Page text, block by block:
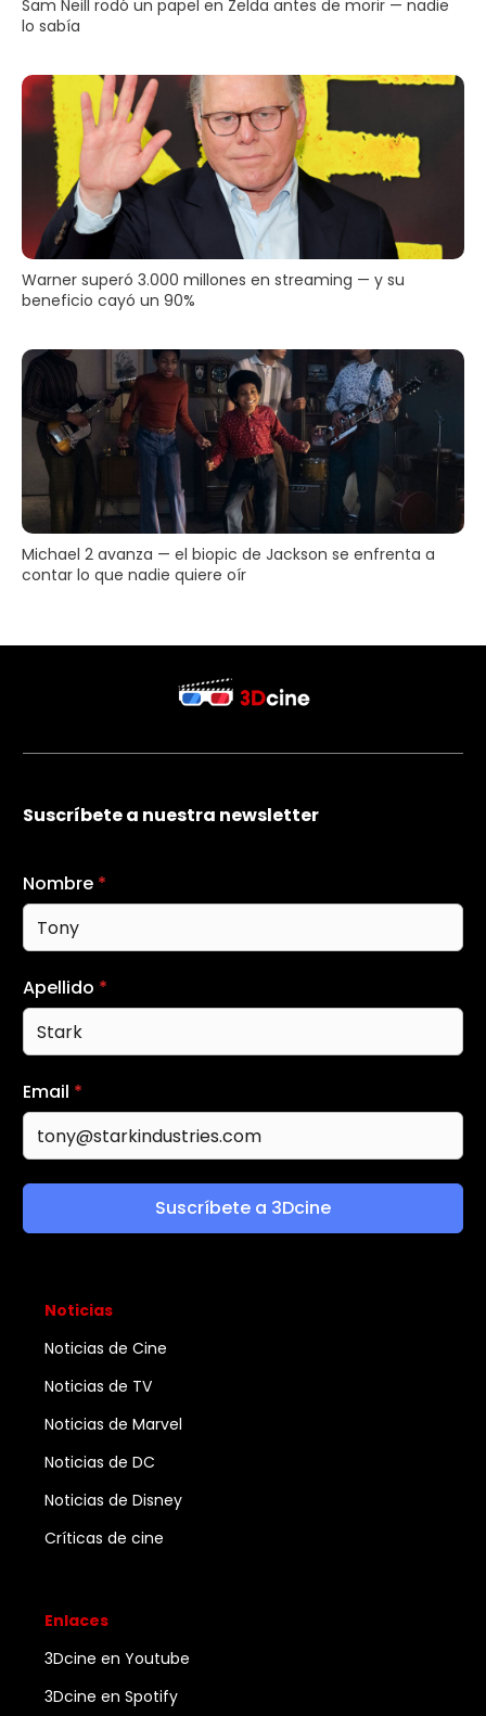
Sam Neill rodó un papel en Zelda antes de morir — nadie
lo sabía
Warner superó 3.000 millones en streaming — y su
beneficio cayó un 90%
Michael 2 avanza — el biopic de Jackson se enfrenta a
contar lo que nadie quiere oír
Suscríbete a nuestra newsletter
Nombre *
Apellido *
Email *
Suscríbete a 3Dcine
Noticias
Noticias de Cine
Noticias de TV
Noticias de Marvel
Noticias de DC
Noticias de Disney
Críticas de cine
Enlaces
3Dcine en Youtube
3Dcine en Spotify